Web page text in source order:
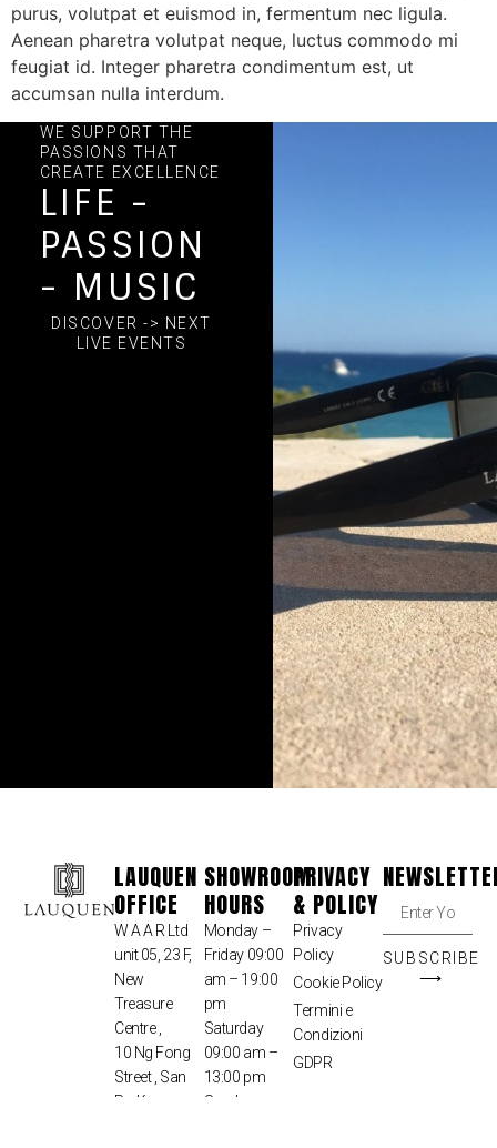
purus, volutpat et euismod in, fermentum nec ligula.
Aenean pharetra volutpat neque, luctus commodo mi
feugiat id. Integer pharetra condimentum est, ut
accumsan nulla interdum.
WE SUPPORT THE
PASSIONS THAT
CREATE EXCELLENCE
LIFE -
PASSION
- MUSIC
DISCOVER -> NEXT
LIVE EVENTS
LAUQUEN
OFFICE
W A A R Ltd
unit 05, 23 F,
New
Treasure
Centre ,
10 Ng Fong
Street , San
Po Kong ,
SHOWROOM
HOURS
Monday –
Friday 09:00
am – 19:00
pm
Saturday
09:00 am –
13:00 pm
Sunday –
PRIVACY
& POLICY
Privacy
Policy
Cookie Policy
Termini e
Condizioni
GDPR
SUBSCRIBE
⟶